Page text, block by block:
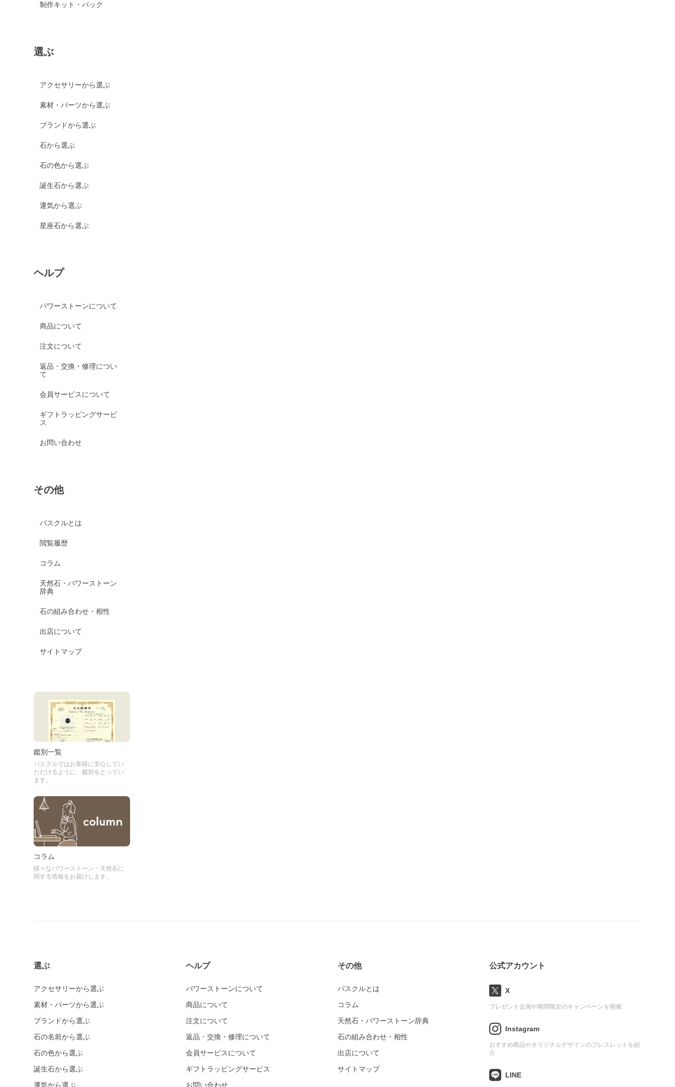
制作キット・パック
選ぶ
アクセサリーから選ぶ
素材・パーツから選ぶ
ブランドから選ぶ
石から選ぶ
石の色から選ぶ
誕生石から選ぶ
運気から選ぶ
星座石から選ぶ
ヘルプ
パワーストーンについて
商品について
注文について
返品・交換・修理につい
て
会員サービスについて
ギフトラッピングサービ
ス
お問い合わせ
その他
パスクルとは
閲覧履歴
コラム
天然石・パワーストーン
辞典
石の組み合わせ・相性
出店について
サイトマップ
鑑別一覧
パスクルではお客様に安心してい
ただけるように、鑑別をとってい
ます。
コラム
様々なパワーストーン・天然石に
関する情報をお届けします。
選ぶ
アクセサリーから選ぶ
素材・パーツから選ぶ
ブランドから選ぶ
石の名前から選ぶ
石の色から選ぶ
誕生石から選ぶ
運気から選ぶ
ヘルプ
パワーストーンについて
商品について
注文について
返品・交換・修理について
会員サービスについて
ギフトラッピングサービス
お問い合わせ
その他
パスクルとは
コラム
天然石・パワーストーン辞典
石の組み合わせ・相性
出店について
サイトマップ
公式アカウント
X
プレゼント企画や期間限定のキャンペーンを開催
Instagram
おすすめ商品やオリジナルデザインのブレスレットを紹
介
LINE